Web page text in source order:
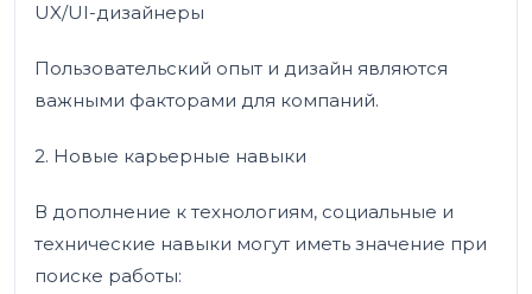
UX/UI-дизайнеры
Пользовательский опыт и дизайн являются
важными факторами для компаний.
2. Новые карьерные навыки
В дополнение к технологиям, социальные и
технические навыки могут иметь значение при
поиске работы: